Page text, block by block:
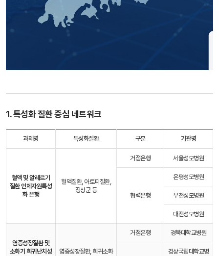
1. 특성화 질환 중심 네트워크
과제명 특성화질환 구분 기관명
혈액 및 알레르기
질환 인체자원특성
화 은행
혈액질환, 아토피질환,
정상군 등
거점은행 서울성모병원
협력은행
은평성모병원
부천성모병원
대전성모병원
염증성장질환 및
소화기 희귀난치성
염증성장질환, 희귀소화
거점은행 경북대학교병원
경상국립대학교병